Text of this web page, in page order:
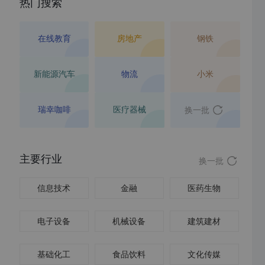
热门搜索
在线教育 房地产 钢铁
新能源汽车 物流 小米
瑞幸咖啡 医疗器械 换一批
主要行业 换一批
信息技术 金融 医药生物
电子设备 机械设备 建筑建材
基础化工 食品饮料 文化传媒